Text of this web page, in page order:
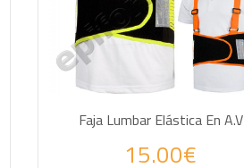
Faja Lumbar Elástica En A.V
15.00€